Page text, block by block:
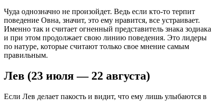
Чуда однозначно не произойдет. Ведь если кто-то терпит
поведение Овна, значит, это ему нравится, все устраивает.
Именно так и считает огненный представитель знака зодиака
и при этом продолжает свою линию поведения. Это лидеры
по натуре, которые считают только свое мнение самым
правильным.
Лев (23 июля — 22 августа)
Если Лев делает пакость и видит, что ему лишь улыбаются в